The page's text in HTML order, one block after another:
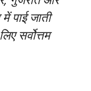
पाई जाती
सर्वोत्तम